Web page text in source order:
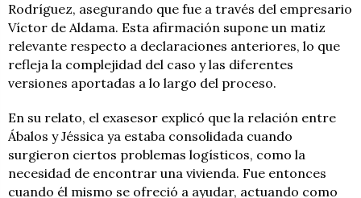
Rodríguez, asegurando que fue a través del empresario
Víctor de Aldama. Esta afirmación supone un matiz
relevante respecto a declaraciones anteriores, lo que
refleja la complejidad del caso y las diferentes
versiones aportadas a lo largo del proceso.
En su relato, el exasesor explicó que la relación entre
Ábalos y Jéssica ya estaba consolidada cuando
surgieron ciertos problemas logísticos, como la
necesidad de encontrar una vivienda. Fue entonces
cuando él mismo se ofreció a ayudar, actuando como